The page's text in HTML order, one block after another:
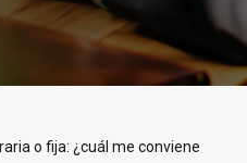
o fija: ¿cuál me conviene